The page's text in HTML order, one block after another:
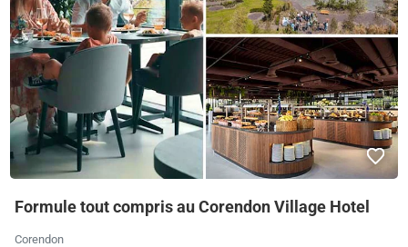
Formule tout compris au Corendon Village Hotel
Corendon